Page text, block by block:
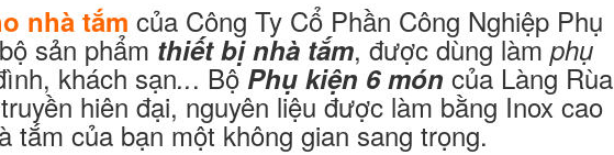
nhà tắm của Công Ty Cổ Phần Công Nghiệp Phụ
sản phẩm thiết bị nhà tắm, được dùng làm phụ
khách sạn... BộPhụ kiện 6 món của Làng Rùa
hiên đại, nguyên liệu được làm bằng Inox cao
tắm của bạn một không gian sang trọng.